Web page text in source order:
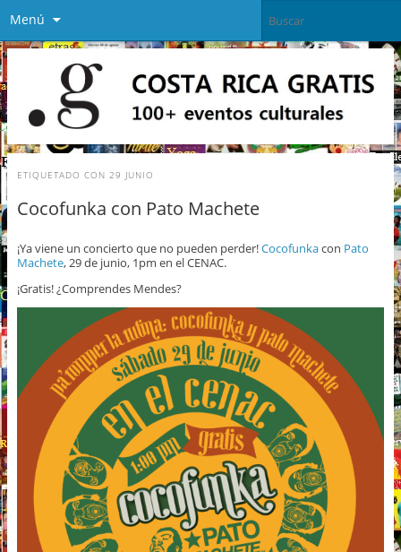
Menú
ETIQUETADO CON 29 JUNIO
Cocofunka con Pato Machete
¡Ya viene un concierto que no pueden perder!Cocofunkacon Pato
Machete, 29 de junio, 1pm en el CENAC.
¡Gratis! ¿Comprendes Mendes?